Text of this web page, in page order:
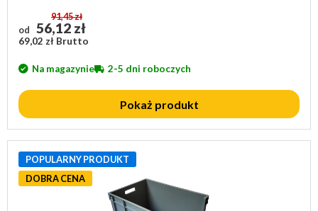
od
91,45 zł
56,12 zł
69,02 zł Brutto
Na magazynie 2-5 dni roboczych
Pokaż produkt
POPULARNY PRODUKT
DOBRA CENA